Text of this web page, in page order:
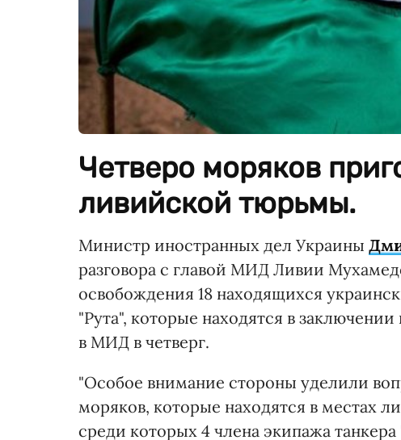
Четверо моряков
ливийской тюрьмы.
Министр иностранных дел Украины
разговора с главой МИД Ливии
освобождения 18 находящихся
"Рута", которые находятся в
в МИД в четверг.
"Особое внимание стороны уделили
моряков, которые находятся в местах
среди которых 4 члена экипажа